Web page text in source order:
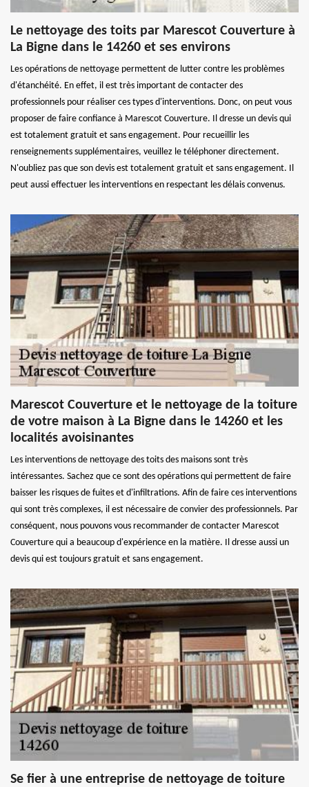
Le nettoyage des toits par Marescot Couverture à
La Bigne dans le 14260 et ses environs
Les opérations de nettoyage permettent de lutter contre les problèmes
d'étanchéité. En effet, il est très important de contacter des
professionnels pour réaliser ces types d'interventions. Donc, on peut vous
proposer de faire confiance à Marescot Couverture. Il dresse un devis qui
est totalement gratuit et sans engagement. Pour recueillir les
renseignements supplémentaires, veuillez le téléphoner directement.
N'oubliez pas que son devis est totalement gratuit et sans engagement. Il
peut aussi effectuer les interventions en respectant les délais convenus.
Marescot Couverture et le nettoyage de la toiture
de votre maison à La Bigne dans le 14260 et les
localités avoisinantes
Les interventions de nettoyage des toits des maisons sont très
intéressantes. Sachez que ce sont des opérations qui permettent de faire
baisser les risques de fuites et d'infiltrations. Afin de faire ces interventions
qui sont très complexes, il est nécessaire de convier des professionnels. Par
conséquent, nous pouvons vous recommander de contacter Marescot
Couverture qui a beaucoup d'expérience en la matière. Il dresse aussi un
devis qui est toujours gratuit et sans engagement.
Se fier à une entreprise de nettoyage de toiture